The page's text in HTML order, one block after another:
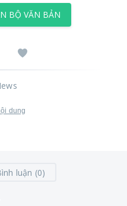
BỘ VĂN BẢN
dung
luận (0)